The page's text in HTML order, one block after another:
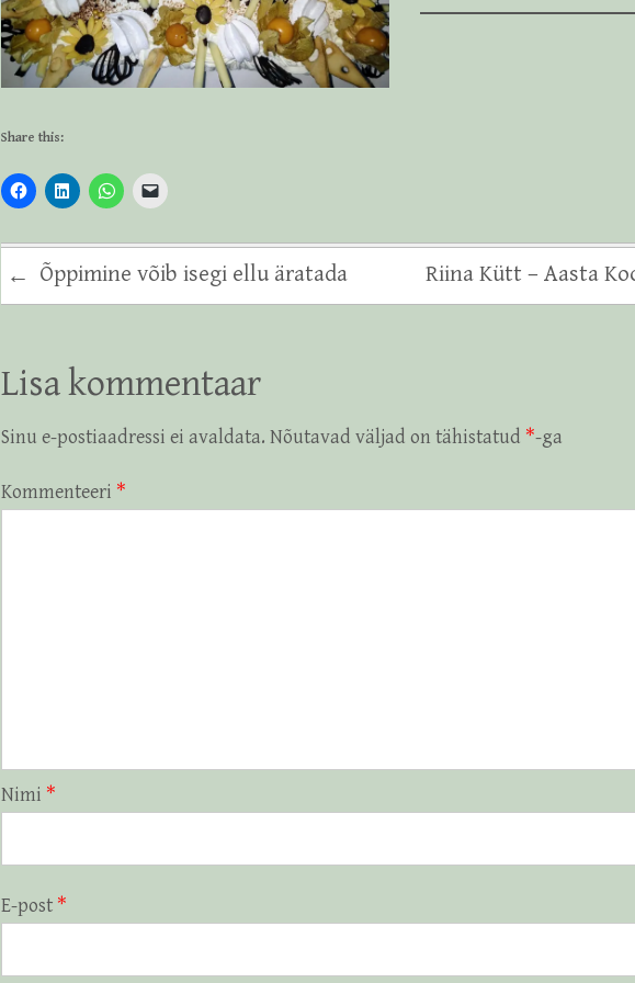
Share this:
← Õppimine võib isegi ellu äratada Riina Kütt – Aasta
Lisa kommentaar
Sinu e-postiaadressi ei avaldata. Nõutavad väljad on tähistatud *-ga
Kommenteeri *
Nimi *
E-post *